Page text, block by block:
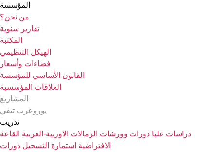
المؤسسة
من نحن؟
تقارير سنوية
المكتبة
الهيكل التنظيمي
فضاءات وأسعار
القانون الأساسي للمؤسسة
العلاقات المؤسسية
المشاريع
يوروعرب تيفي
تدريب
دراسات عليا دورات وورشات الزمالات الاوربية-العربية القاعة
الافتراضية استمارة التسجيل دورات